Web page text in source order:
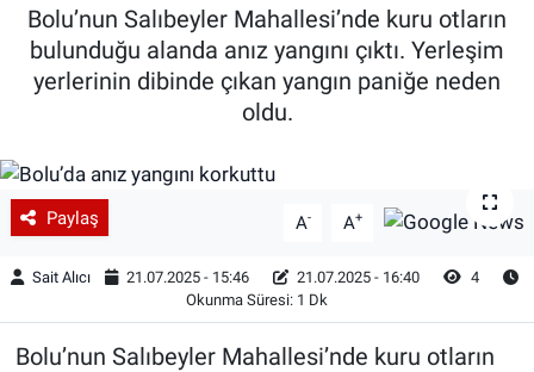
Bolu’nun Salıbeyler Mahallesi’nde kuru otların
bulunduğu alanda anız yangını çıktı. Yerleşim
yerlerinin dibinde çıkan yangın paniğe neden
oldu.
Paylaş A- A+
Sait Alıcı 21.07.2025 - 15:46 21.07.2025 - 16:40
4
Okunma Süresi: 1 Dk
Bolu’nun Salıbeyler Mahallesi’nde kuru otların